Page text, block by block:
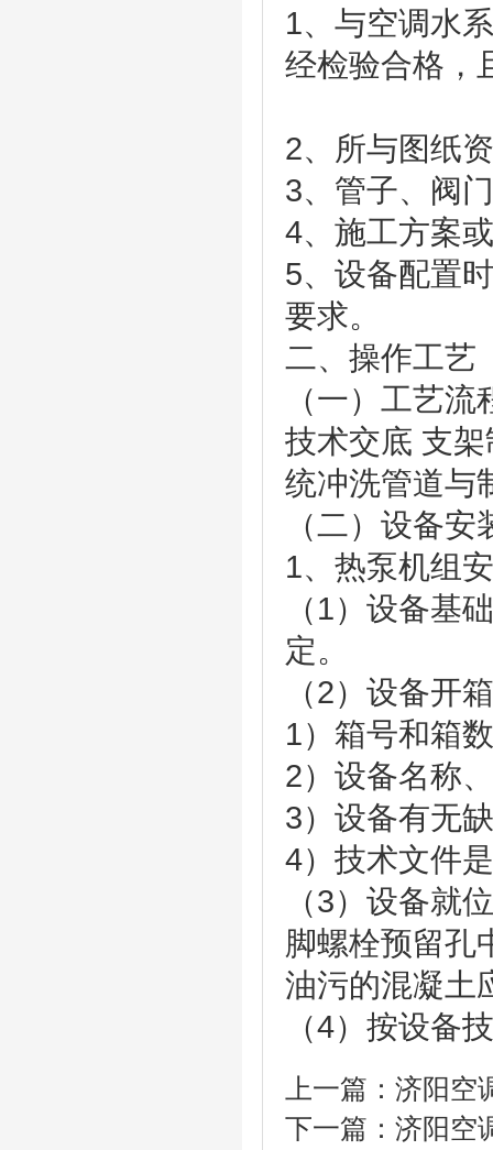
1、与空调水
经检验合格，
2、所与图
3、管子、阀
4、施工方案
5、设备配置
要求。
二、操作工艺
（一）工艺
技术交底 支
统冲洗管道与
（二）设备安
1、热泵机组
（1）设备基
定。
（2）设备开
1）箱号和箱
2）设备名称
3）设备有无
4）技术文件
（3）设备就
脚螺栓预留孔
油污的混凝
（4）按设备
上一篇： 济阳空
下一篇： 济阳空